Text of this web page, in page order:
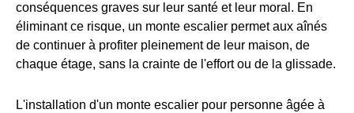
conséquences graves sur leur santé et leur moral. En
éliminant ce risque, un monte escalier permet aux aînés
de continuer à profiter pleinement de leur maison, de
chaque étage, sans la crainte de l'effort ou de la glissade.
L'installation d'un monte escalier pour personne âgée à